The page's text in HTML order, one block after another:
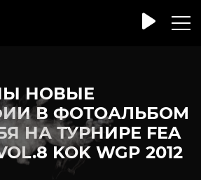
НОВЫЕ
В ФОТОАЛЬБОМ
НА ТУРНИРЕ FEA
KOK WGP 2012